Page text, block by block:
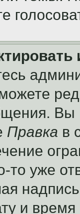
Вы
Правка в
то уже
и